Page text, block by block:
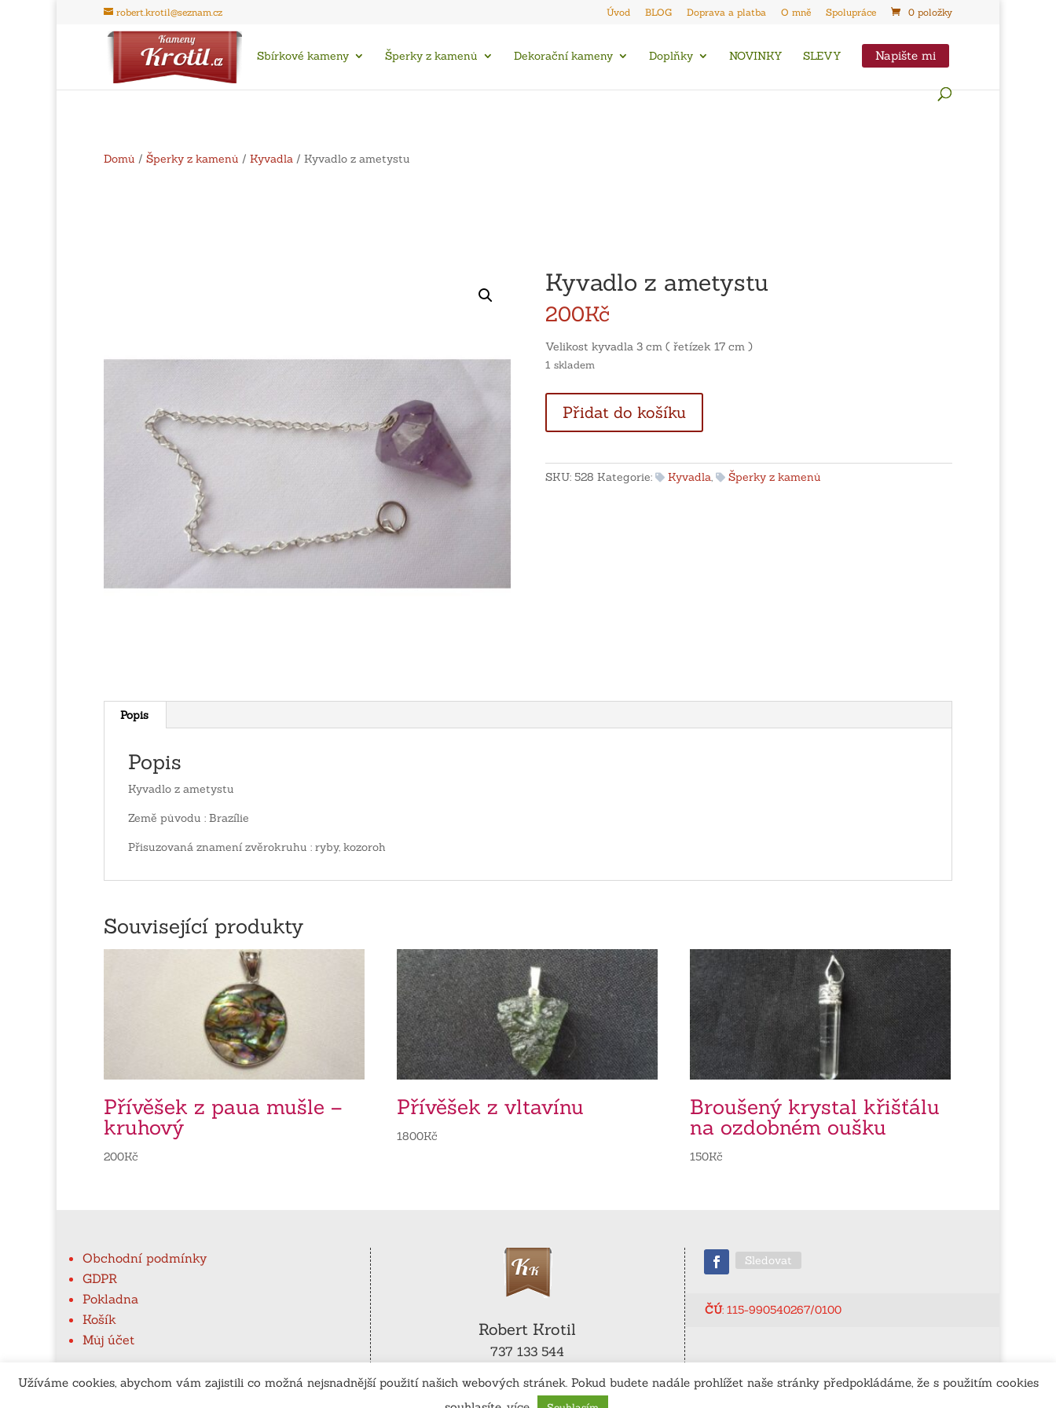
robert.krotil@seznam.cz Úvod BLOG Doprava a platba O mně Spolupráce 0 položky
Sbírkové kameny Šperky z kamenů Dekorační kameny Doplňky NOVINKY SLEVY Napište mi
Domů / Šperky z kamenů / Kyvadla / Kyvadlo z ametystu
Kyvadlo z ametystu
200Kč
Velikost kyvadla 3 cm ( řetízek 17 cm )
1 skladem
ametystu
Přidat do košíku
SKU: 528 Kategorie: Kyvadla, Šperky z kamenů
Popis
Popis
Kyvadlo z ametystu
Země původu : Brazílie
Přisuzovaná znamení zvěrokruhu : ryby, kozoroh
Související produkty
Přívěšek z paua mušle –
kruhový
200Kč
Přívěšek z vltavínu
1800Kč
Broušený krystal křišťálu
na ozdobném oušku
150Kč
Obchodní podmínky
GDPR
Pokladna
Košík
Můj účet
Robert Krotil
737 133 544
robert.krotil@seznam.cz
Sledovat
ČÚ: 115-990540267/0100
Užíváme cookies, abychom vám zajistili co možná nejsnadnější použití našich webových stránek. Pokud budete nadále prohlížet naše stránky předpokládáme, že s použitím cookies